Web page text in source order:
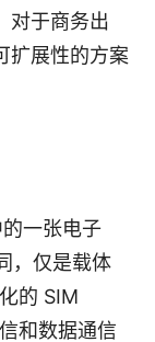
对于商务出
扩展性的方案
一张电子
，仅是载体
的 SIM
和数据通信